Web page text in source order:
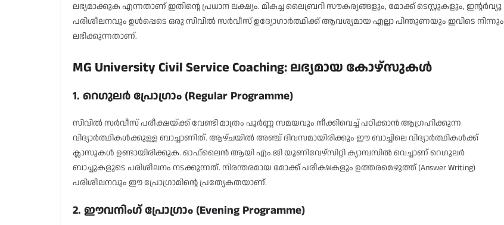
ലഭ്യമാക്കുക എന്നതാണ് ഇതിന്റെ പ്രധാന ലക്ഷ്യം. മികച്ച ലൈബ്രറി സൗകര്യങ്ങളും, മോക്ക് ടെസ്റ്റുകളും, ഇന്റർവ്യൂ
പരിശീലനവും ഉൾപ്പെടെ ഒരു സിവിൽ സർവീസ് ഉദ്യോഗാർത്ഥിക്ക് ആവശ്യമായ എല്ലാ പിന്തുണയും ഇവിടെ നിന്നും
ലഭിക്കുന്നതാണ്.
MG University Civil Service Coaching: ലഭ്യമായ കോഴ്സുകൾ
1. റെഗുലർ പ്രോഗ്രാം (Regular Programme)
സിവിൽ സർവീസ് പരീക്ഷയ്ക്ക് വേണ്ടി മാത്രം പൂർണ്ണ സമയവും നീക്കിവെച്ച് പഠിക്കാൻ ആഗ്രഹിക്കുന്ന
വിദ്യാർത്ഥികൾക്കുള്ള ബാച്ചാണിത്. ആഴ്ചയിൽ അഞ്ച് ദിവസമായിരിക്കും ഈ ബാച്ചിലെ വിദ്യാർത്ഥികൾക്ക്
ക്ലാസുകൾ ഉണ്ടായിരിക്കുക. ഓഫ്‌ലൈൻ ആയി എം.ജി യൂണിവേഴ്സിറ്റി ക്യാമ്പസിൽ വെച്ചാണ് റെഗുലർ
ബാച്ചുകളുടെ പരിശീലനം നടക്കുന്നത്. നിരന്തരമായ മോക്ക് പരീക്ഷകളും ഉത്തരമെഴുത്ത് (Answer Writing)
പരിശീലനവും ഈ പ്രോഗ്രാമിന്റെ പ്രത്യേകതയാണ്.
2. ഈവനിംഗ് പ്രോഗ്രാം (Evening Programme)